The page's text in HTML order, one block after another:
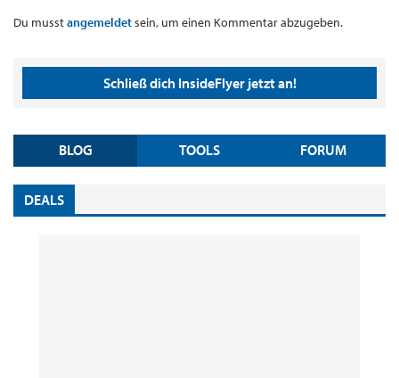
Du musstangemeldetsein, um einen Kommentar abzugeben.
Schließ dich InsideFlyer jetzt an!
BLOG TOOLS FORUM
DEALS